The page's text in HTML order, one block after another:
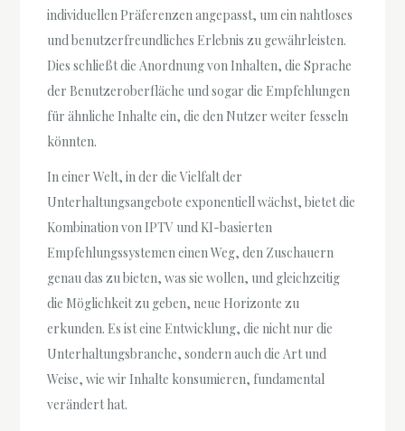
individuellen Präferenzen angepasst, um ein nahtloses
und benutzerfreundliches Erlebnis zu gewährleisten.
Dies schließt die Anordnung von Inhalten, die Sprache
der Benutzeroberfläche und sogar die Empfehlungen
für ähnliche Inhalte ein, die den Nutzer weiter fesseln
könnten.
In einer Welt, in der die Vielfalt der
Unterhaltungsangebote exponentiell wächst, bietet die
Kombination von IPTV und KI-basierten
Empfehlungssystemen einen Weg, den Zuschauern
genau das zu bieten, was sie wollen, und gleichzeitig
die Möglichkeit zu geben, neue Horizonte zu
erkunden. Es ist eine Entwicklung, die nicht nur die
Unterhaltungsbranche, sondern auch die Art und
Weise, wie wir Inhalte konsumieren, fundamental
verändert hat.